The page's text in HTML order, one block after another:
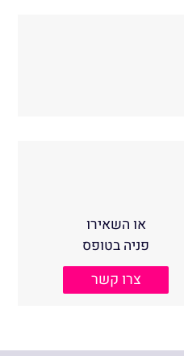
או השאירו
פניה בטופס
צרו קשר